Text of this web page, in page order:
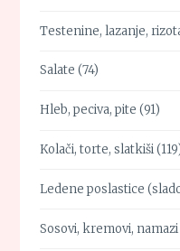
Testenine, lazanje,
Salate (74)
Hleb, peciva, pite (91)
Kolači, torte, slatkiši
Ledene poslastice
Sosovi, kremovi, namazi